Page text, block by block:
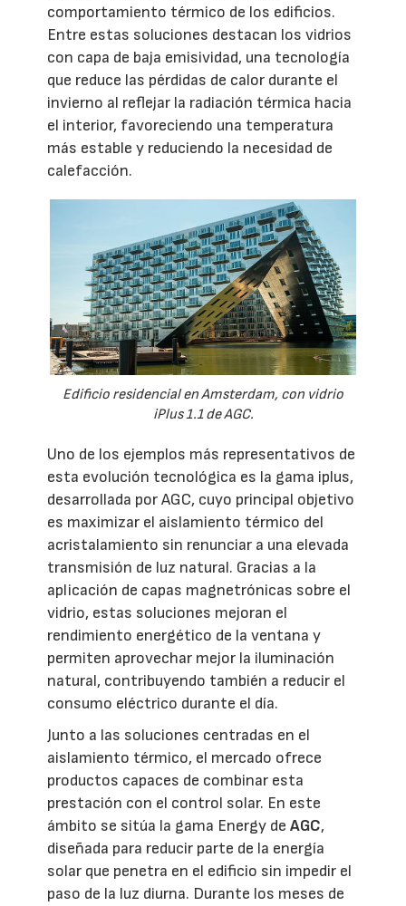
comportamiento térmico de los edificios.
Entre estas soluciones destacan los vidrios
con capa de baja emisividad, una tecnología
que reduce las pérdidas de calor durante el
invierno al reflejar la radiación térmica hacia
el interior, favoreciendo una temperatura
más estable y reduciendo la necesidad de
calefacción.
Edificio residencial en Amsterdam, con vidrio
iPlus 1.1 de AGC.
Uno de los ejemplos más representativos de
esta evolución tecnológica es la gama iplus,
desarrollada por AGC, cuyo principal objetivo
es maximizar el aislamiento térmico del
acristalamiento sin renunciar a una elevada
transmisión de luz natural. Gracias a la
aplicación de capas magnetrónicas sobre el
vidrio, estas soluciones mejoran el
rendimiento energético de la ventana y
permiten aprovechar mejor la iluminación
natural, contribuyendo también a reducir el
consumo eléctrico durante el día.
Junto a las soluciones centradas en el
aislamiento térmico, el mercado ofrece
productos capaces de combinar esta
prestación con el control solar. En este
ámbito se sitúa la gama Energy de AGC,
diseñada para reducir parte de la energía
solar que penetra en el edificio sin impedir el
paso de la luz diurna. Durante los meses de